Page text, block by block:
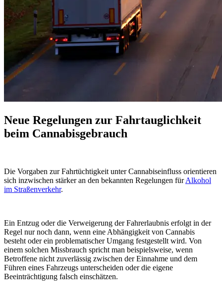
Neue Regelungen zur Fahrtauglichkeit
beim Cannabisgebrauch
Die Vorgaben zur Fahrtüchtigkeit unter Cannabiseinfluss orientieren
sich inzwischen stärker an den bekannten Regelungen fürAlkohol
im Straßenverkehr.
Ein Entzug oder die Verweigerung der Fahrerlaubnis erfolgt in der
Regel nur noch dann, wenn eine Abhängigkeit von Cannabis
besteht oder ein problematischer Umgang festgestellt wird. Von
einem solchen Missbrauch spricht man beispielsweise, wenn
Betroffene nicht zuverlässig zwischen der Einnahme und dem
Führen eines Fahrzeugs unterscheiden oder die eigene
Beeinträchtigung falsch einschätzen.